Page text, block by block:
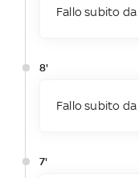
Fallo subito da
8'
Fallo subito da
7'